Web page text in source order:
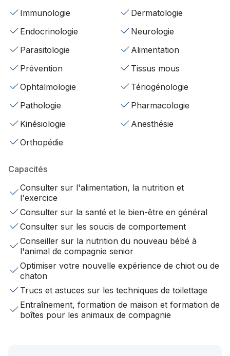
Immunologie
Dermatologie
Endocrinologie
Neurologie
Parasitologie
Alimentation
Prévention
Tissus mous
Ophtalmologie
Tériogénologie
Pathologie
Pharmacologie
Kinésiologie
Anesthésie
Orthopédie
Capacités
Consulter sur l'alimentation, la nutrition et
l'exercice
Consulter sur la santé et le bien-être en général
Consulter sur les soucis de comportement
Conseiller sur la nutrition du nouveau bébé à
l'animal de compagnie senior
Optimiser votre nouvelle expérience de chiot ou de
chaton
Trucs et astuces sur les techniques de toilettage
Entraînement, formation de maison et formation de
boîtes pour les animaux de compagnie